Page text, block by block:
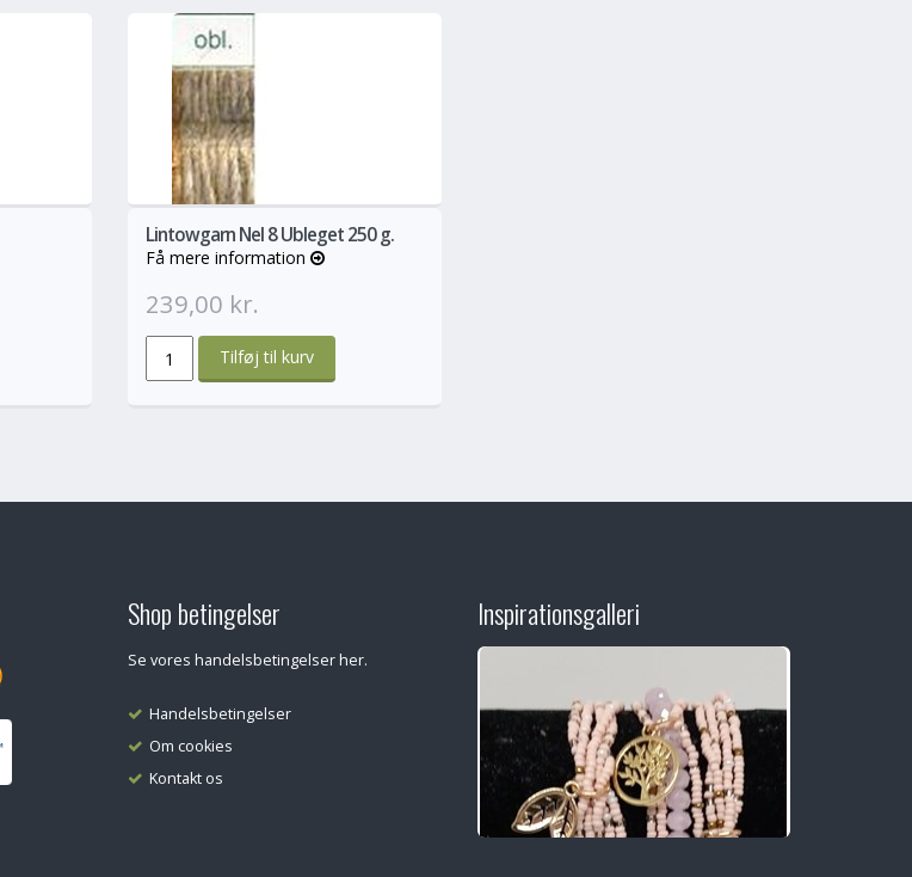
Lintowgarn Nel 8 Ubleget 250 g.
Få mere information
239,00 kr.
Shop betingelser
Se vores handelsbetingelser her.
Handelsbetingelser
Om cookies
Kontakt os
Inspirationsgalleri